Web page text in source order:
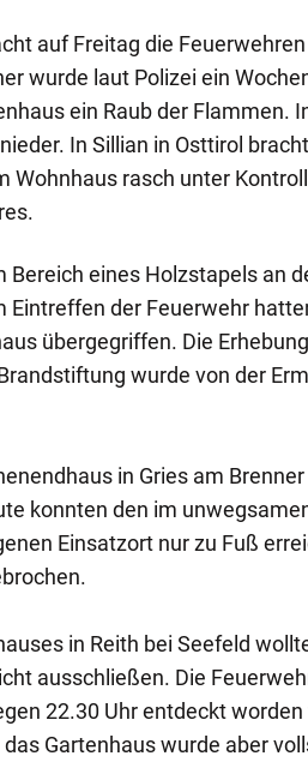
auf Freitag die
wurde laut Polizei ein
ein Raub der Flammen.
In Sillian in Osttirol
Wohnhaus rasch unter
Bereich eines Holzstapels an
Eintreffen der Feuerwehr
übergegriffen. Die
wurde von der
in Gries am
konnten den im
Einsatzort nur zu Fuß
in Reith bei Seefeld
ausschließen. Die
22.30 Uhr entdeckt
Gartenhaus wurde aber